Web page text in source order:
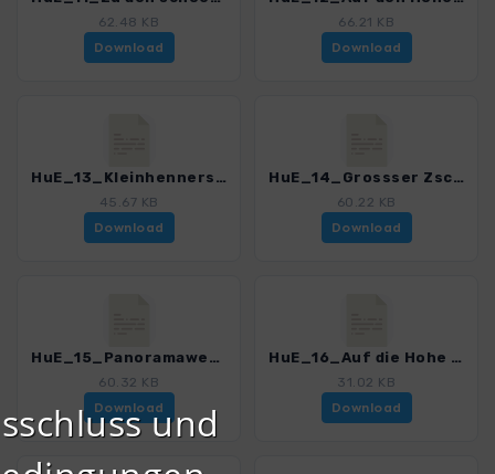
62.48 KB
Download
66.21 KB
Download
HuE_13_Kleinhennersdorfer-, Papst-, Kohlbornstein_3157_2.gpx
45.67 KB
Download
HuE_14_Grossser Zschirnstein_Zirkelstein_Kaiserkrone_3157_2.gpx
60.22 KB
Download
HuE_15_Panoramaweg_und_Floessersteig_3157_2.gpx
60.32 KB
Download
HuE_16_Auf die Hohe Liebe_3157_2.gpx
31.02 KB
Download
und